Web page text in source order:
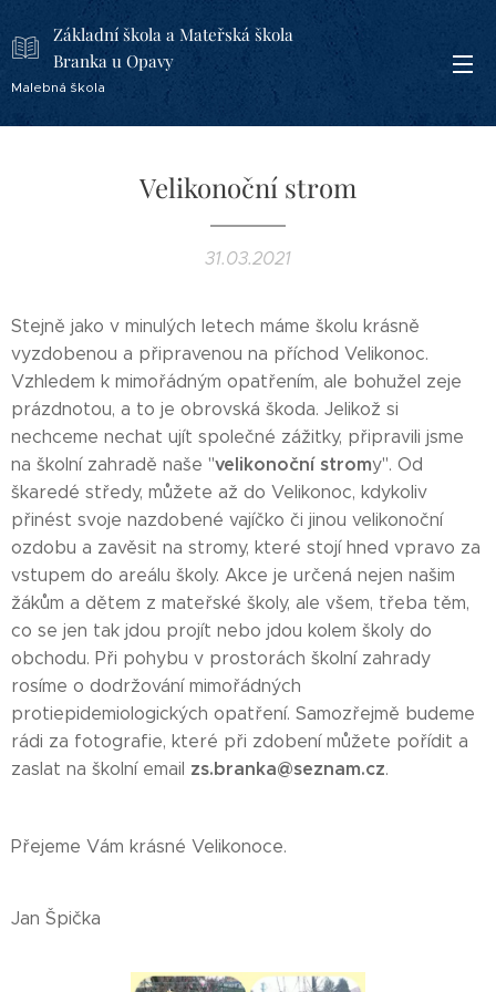
Základní škola a Mateřská škola
Branka u Opavy
Malebná škola
Velikonoční strom
31.03.2021
Stejně jako v minulých letech máme školu krásně
vyzdobenou a připravenou na příchod Velikonoc.
Vzhledem k mimořádným opatřením, ale bohužel zeje
prázdnotou, a to je obrovská škoda. Jelikož si
nechceme nechat ujít společné zážitky, připravili jsme
na školní zahradě naše "velikonoční stromy". Od
škaredé středy, můžete až do Velikonoc, kdykoliv
přinést svoje nazdobené vajíčko či jinou velikonoční
ozdobu a zavěsit na stromy, které stojí hned vpravo za
vstupem do areálu školy. Akce je určená nejen našim
žákům a dětem z mateřské školy, ale všem, třeba těm,
co se jen tak jdou projít nebo jdou kolem školy do
obchodu. Při pohybu v prostorách školní zahrady
rosíme o dodržování mimořádných
protiepidemiologických opatření. Samozřejmě budeme
rádi za fotografie, které při zdobení můžete pořídit a
zaslat na školní email zs.branka@seznam.cz.
Přejeme Vám krásné Velikonoce.
Jan Špička